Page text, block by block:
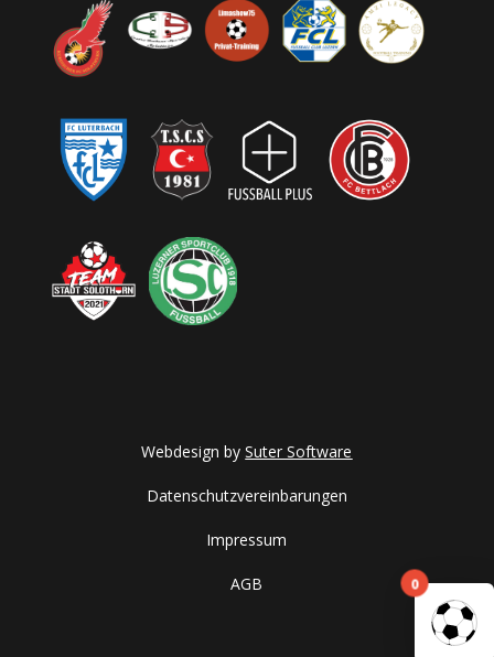
Webdesign bySuter Software
Datenschutzvereinbarungen
Impressum
AGB
Es befinden
0